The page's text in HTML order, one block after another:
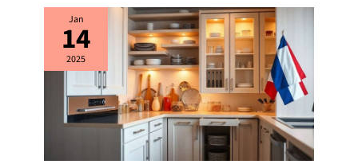
Jan
14
2025